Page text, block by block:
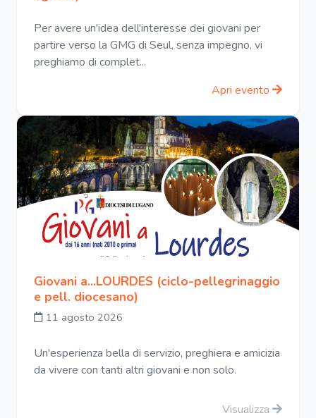
Per avere un'idea dell'interesse dei giovani per
partire verso la GMG di Seul, senza impegno, vi
preghiamo di complet...
Apri evento
Giovani a...LOURDES (ciclo-pellegrinaggio
e pell. diocesano)
11 agosto 2026
Un'esperienza bella di servizio, preghiera e amicizia
da vivere con tanti altri giovani e non solo.
Visualizza